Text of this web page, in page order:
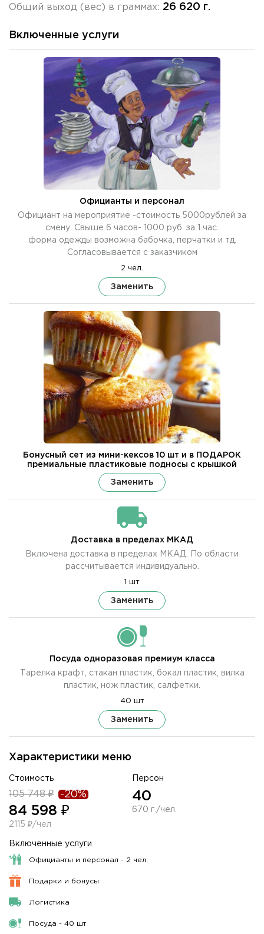
Характеристики меню
Стоимость
105 748 ₽ -20%
84 598 ₽
2115 ₽/чел
Персон
40
670 г./чел.
Включенные услуги
Официанты и персонал - 2 чел.
Подарки и бонусы
Логистика
Посуда - 40 шт
Общий выход (вес) в граммах: 26 620 г.
Включенные услуги
Официанты и персонал
Официант на мероприятие -стоимость 5000рублей за
смену. Свыше 6 часов- 1000 руб. за 1 час.
форма одежды возможна бабочка, перчатки и тд.
Согласовывается с заказчиком
2 чел.
Заменить
Бонусный сет из мини-кексов 10 шт и в ПОДАРОК
премиальные пластиковые подносы с крышкой
Заменить
Доставка в пределах МКАД
Включена доставка в пределах МКАД. По области
рассчитывается индивидуально.
1 шт
Заменить
Посуда одноразовая премиум класса
Тарелка крафт, стакан пластик, бокал пластик, вилка
пластик, нож пластик, салфетки.
40 шт
Заменить